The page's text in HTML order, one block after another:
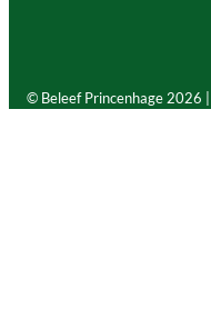
© Beleef Princenhage 2026 |